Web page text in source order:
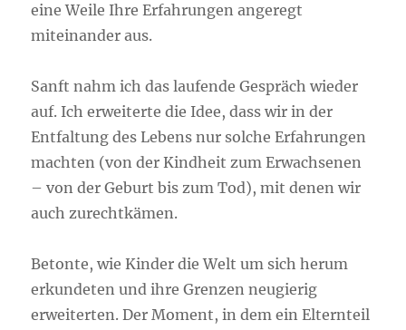
eine Weile Ihre Erfahrungen angeregt
miteinander aus.
Sanft nahm ich das laufende Gespräch wieder
auf. Ich erweiterte die Idee, dass wir in der
Entfaltung des Lebens nur solche Erfahrungen
machten (von der Kindheit zum Erwachsenen
– von der Geburt bis zum Tod), mit denen wir
auch zurechtkämen.
Betonte, wie Kinder die Welt um sich herum
erkundeten und ihre Grenzen neugierig
erweiterten. Der Moment, in dem ein Elternteil